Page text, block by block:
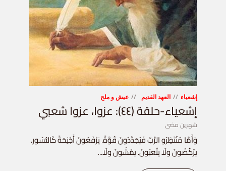
إشعياء العهد القديم عيش و ملح
إشعياء-حلقة (٤٤): عزوا، عزوا شعبي
شهرين مضى
وَأَمَّا مُنْتَظِرُو الرَّبِّ فَيُجَدِّدُونَ قُوَّةً. يَرْفَعُونَ أَجْنِحَةً كَالنُّسُورِ.
يَرْكُضُونَ وَلَا يَتْعَبُونَ. يَمْشُونَ وَلَا...